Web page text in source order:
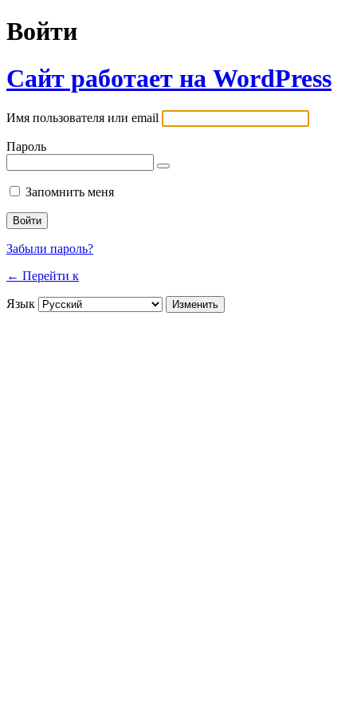
Войти
Сайт работает на WordPress
Имя пользователя или email
Пароль
Запомнить меня
Забыли пароль?
← Перейти к
Язык